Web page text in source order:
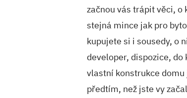
začnou vás trápit věci, o
stejná mince jak pro
kupujete si i sousedy, o
developer, dispozice,
vlastní konstrukce
předtím, než jste vy